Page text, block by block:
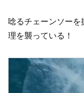
唸るチェーンソー
理を襲っている！